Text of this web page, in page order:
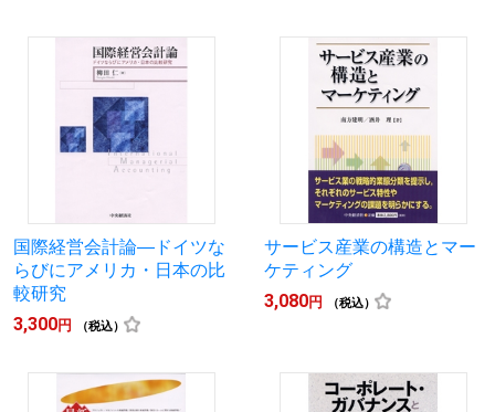
国際経営会計論―ドイツな
らびにアメリカ・日本の比
較研究
3,300円 （税込）
サービス産業の構造とマー
ケティング
3,080円 （税込）